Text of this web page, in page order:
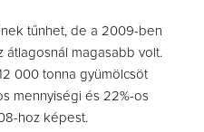
tűnhet, de a 2009-ben
átlagosnál magasabb volt.
000 tonna gyümölcsöt
mennyiségi és 22%-os
hoz képest.